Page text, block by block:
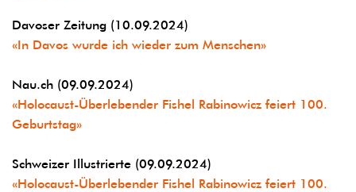
Davoser Zeitung (10.09.2024)
«In Davos wurde ich wieder zum Menschen»
Nau.ch (09.09.2024)
«Holocaust-Überlebender Fishel Rabinowicz feiert 100.
Geburtstag»
Schweizer Illustrierte (09.09.2024)
«Holocaust-Überlebender Fishel Rabinowicz feiert 100.